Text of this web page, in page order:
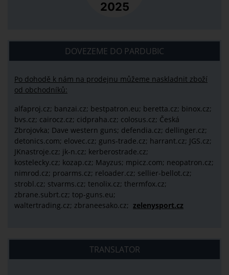
DOVEZEME DO PARDUBIC
Po dohodě k nám na prodejnu můžeme naskladnit zboží
od obchodníků:
alfaproj.cz; banzai.cz; bestpatron.eu; beretta.cz; binox.cz;
bvs.cz; cairocz.cz; cidpraha.cz; colosus.cz; Česká
Zbrojovka; Dave western guns; defendia.cz; dellinger.cz;
detonics.com; elovec.cz; guns-trade.cz; harrant.cz; JGS.cz;
JKnastroje.cz; jk-n.cz; kerberostrade.cz;
kostelecky.cz; kozap.cz; Mayzus; mpicz.com; neopatron.cz;
nimrod.cz; proarms.cz; reloader.cz; sellier-bellot.cz;
strobl.cz; stvarms.cz; tenolix.cz; thermfox.cz;
zbrane.subrt.cz; top-guns.eu;
waltertrading.cz; zbraneesako.cz; zelenysport.cz
TRANSLATOR